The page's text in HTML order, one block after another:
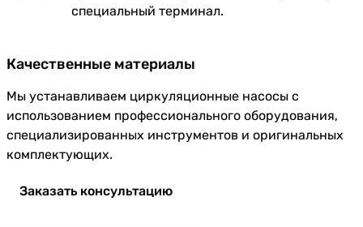
специальный терминал.
Качественные материалы
Мы устанавливаем циркуляционные насосы с
использованием профессионального оборудования,
специализированных инструментов и оригинальных
комплектующих.
Заказать консультацию